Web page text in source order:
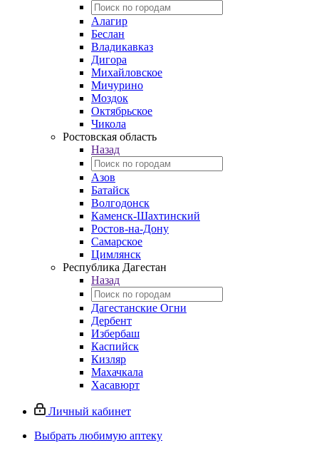
Алагир
Беслан
Владикавказ
Дигора
Михайловское
Мичурино
Моздок
Октябрьское
Чикола
Ростовская область
Назад
Азов
Батайск
Волгодонск
Каменск-Шахтинский
Ростов-на-Дону
Самарское
Цимлянск
Республика Дагестан
Назад
Дагестанские Огни
Дербент
Избербаш
Каспийск
Кизляр
Махачкала
Хасавюрт
Личный кабинет
Выбрать любимую аптеку